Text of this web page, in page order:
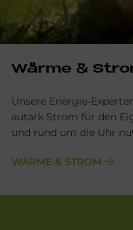
Wär­me &
Unsere Energie-
autark Strom für den
und rund um die Uhr
WÄRME & STROM